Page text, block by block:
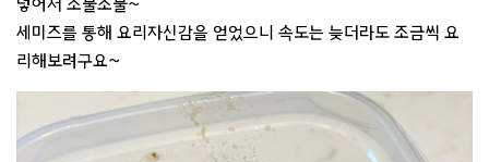
세미즈를 통해 요리자신감을 얻었으니 속도는 늦더라도 조금씩 요
리해보려구요~